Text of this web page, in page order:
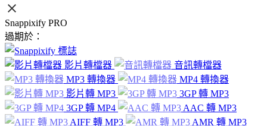
Snappixify PRO
過期於：
影片轉檔器
音訊轉檔器
MP3 轉換器
MP4 轉換器
影片轉 MP3
3GP 轉 MP3
3GP 轉 MP4
AAC 轉 MP3
AIFF 轉 MP3
AMR 轉 MP3